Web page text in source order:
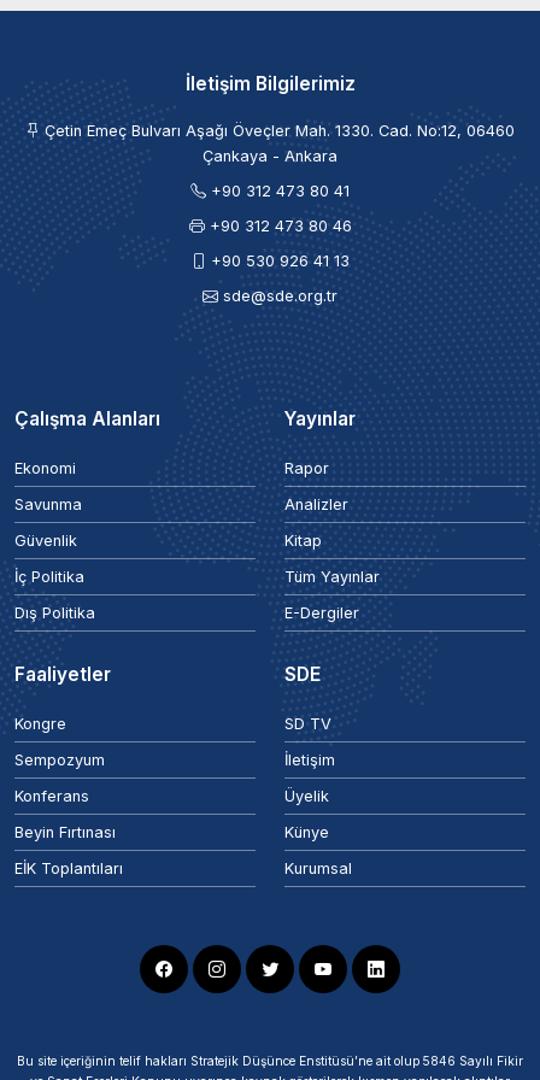
İletişim Bilgilerimiz
Çetin Emeç Bulvarı Aşağı Öveçler Mah. 1330. Cad. No:12, 06460
Çankaya - Ankara
+90 312 473 80 41
+90 312 473 80 46
+90 530 926 41 13
sde@sde.org.tr
Çalışma Alanları
Ekonomi
Savunma
Güvenlik
İç Politika
Dış Politika
Yayınlar
Rapor
Analizler
Kitap
Tüm Yayınlar
E-Dergiler
Faaliyetler
Kongre
Sempozyum
Konferans
Beyin Fırtınası
EİK Toplantıları
SDE
SD TV
İletişim
Üyelik
Künye
Kurumsal
Bu site içeriğinin telif hakları Stratejik Düşünce Enstitüsü’ne ait olup 5846 Sayılı Fikir